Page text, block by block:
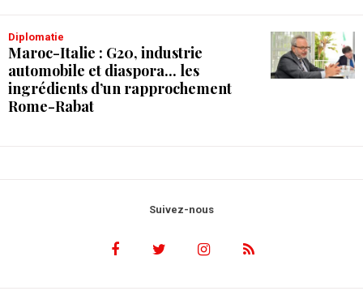
Diplomatie
Maroc-Italie : G20, industrie
automobile et diaspora... les
ingrédients d’un rapprochement
Rome-Rabat
Suivez-nous